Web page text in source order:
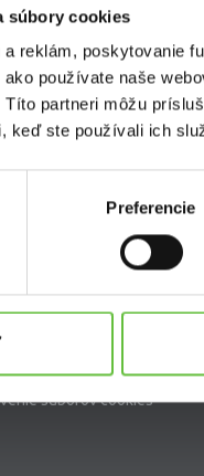
súbory cookies
a reklám, poskytovanie
používate naše
Títo partneri môžu
keď ste používali ich
Preferencie
problémov a reklamácií
súborov cookies